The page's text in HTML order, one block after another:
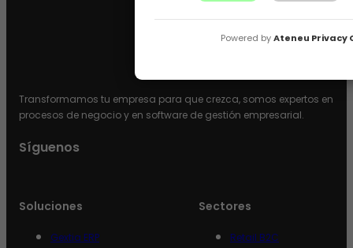
Transformamos tu empresa para que crezca, somos expertos en
procesos de negocio y en software de gestión empresarial.
Síguenos
Soluciones
Gextia ERP
Sectores
Retail B2C
Powered byAteneu Privacy